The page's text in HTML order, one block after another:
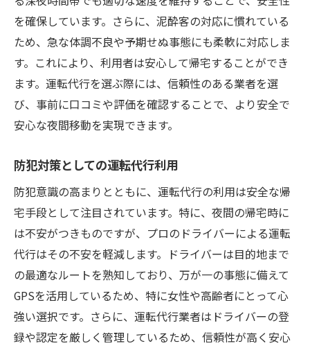
を確保しています。さらに、泥酔客の対応に慣れている
ため、急な体調不良や予期せぬ事態にも柔軟に対応しま
す。これにより、利用者は安心して帰宅することができ
ます。運転代行を選ぶ際には、信頼性のある業者を選
び、事前に口コミや評価を確認することで、より安全で
安心な夜間移動を実現できます。
防犯対策としての運転代行利用
防犯意識の高まりとともに、運転代行の利用は安全な帰
宅手段として注目されています。特に、夜間の帰宅時に
は不安がつきものですが、プロのドライバーによる運転
代行はその不安を軽減します。ドライバーは目的地まで
の最適なルートを熟知しており、万が一の事態に備えて
GPSを活用しているため、特に女性や高齢者にとって心
強い選択です。さらに、運転代行業者はドライバーの登
録や認定を厳しく管理しているため、信頼性が高く安心